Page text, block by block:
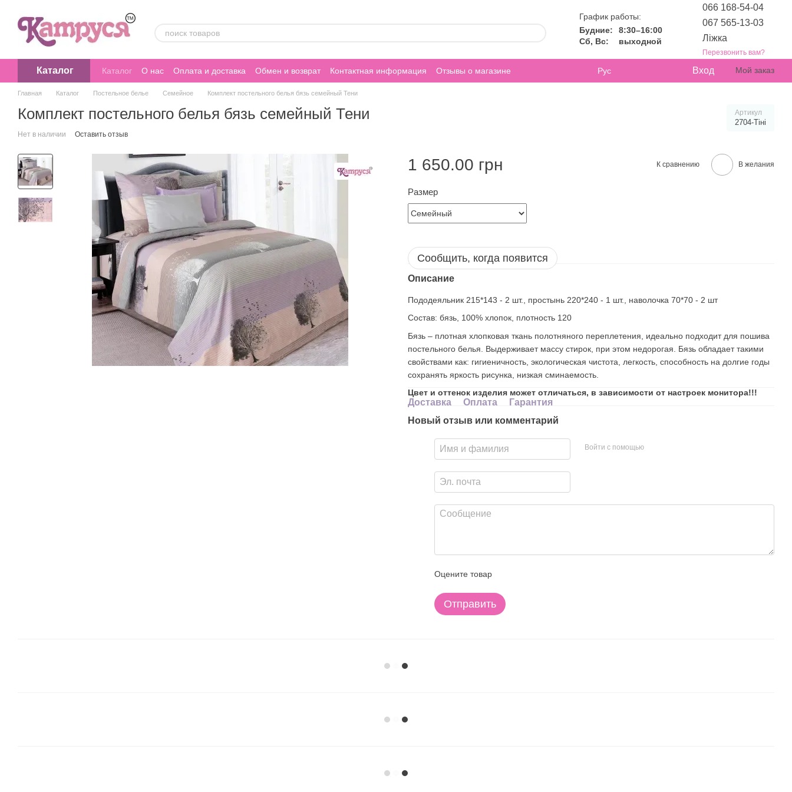
График работы:
Будние:
8:30–16:00
Сб, Вс:
выходной
066 168-54-04
067 565-13-03
Ліжка
Перезвонить вам?
Каталог Каталог О нас Оплата и доставка Обмен и возврат Контактная информация Отзывы о магазине Рус Вход Мой заказ
Главная Каталог Постельное белье Семейное Комплект постельного белья бязь семейный Тени
Комплект постельного белья бязь семейный Тени Артикул
2704-Тіні
Нет в наличии Оставить отзыв
1 650.00 грн К сравнению В желания
Размер
Сообщить, когда появится
Описание
Пододеяльник 215*143 - 2 шт., простынь 220*240 - 1 шт., наволочка 70*70 - 2 шт
Состав: бязь, 100% хлопок, плотность 120
Бязь – плотная хлопковая ткань полотняного переплетения, идеально подходит для пошива
постельного белья. Выдерживает массу стирок, при этом недорогая. Бязь обладает такими
свойствами как: гигиеничность, экологическая чистота, легкость, способность на долгие годы
сохранять яркость рисунка, низкая сминаемость.
Цвет и оттенок изделия может отличаться, в зависимости от настроек монитора!!!
Доставка Оплата
Гарантия
Новый отзыв или комментарий
Войти с помощью
Оцените товар
Отправить